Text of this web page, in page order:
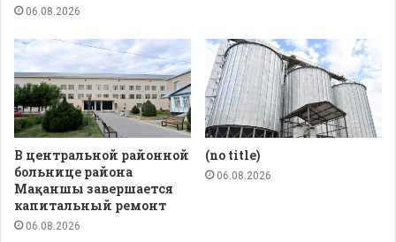
06.08.2026
В центральной районной
больнице района
Мақаншы завершается
капитальный ремонт
06.08.2026
(no title)
06.08.2026